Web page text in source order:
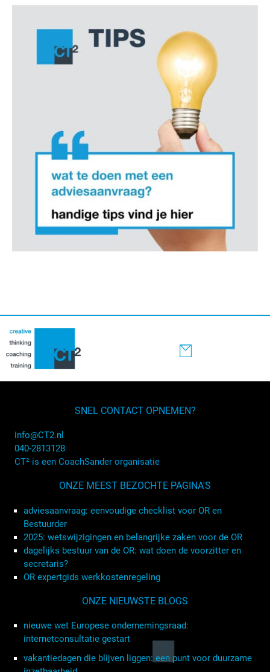
SNEL CONTACT OPNEMEN?
info@CT2.nl
040-2813128
CT² is een CoachSander organisatie
ONZE MEEST BEZOCHTE PAGINA'S
adviesaanvraag: eenvoudige checklist voor OR en
Bestuurder
2025: wetswijzigingen en belangrijke zaken voor de OR
dagelijks bestuur van de OR: wat doen de voorzitter en
secretaris?
OR expertgids werkkostenregeling
ONZE NIEUWSTE BLOGS
nieuwe wet Europese ondernemingsraad:
internetconsultatie gestart
vakantiedagen die blijven liggen: een punt voor duurzame